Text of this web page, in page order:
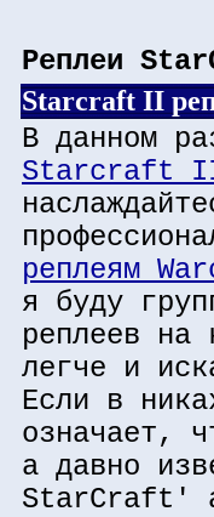
Реплеи
Starcraft II
В данном
Starcraft
реплеям
я буду
реплеев
легче и
Если в
означает,
а давно
StarCraft'